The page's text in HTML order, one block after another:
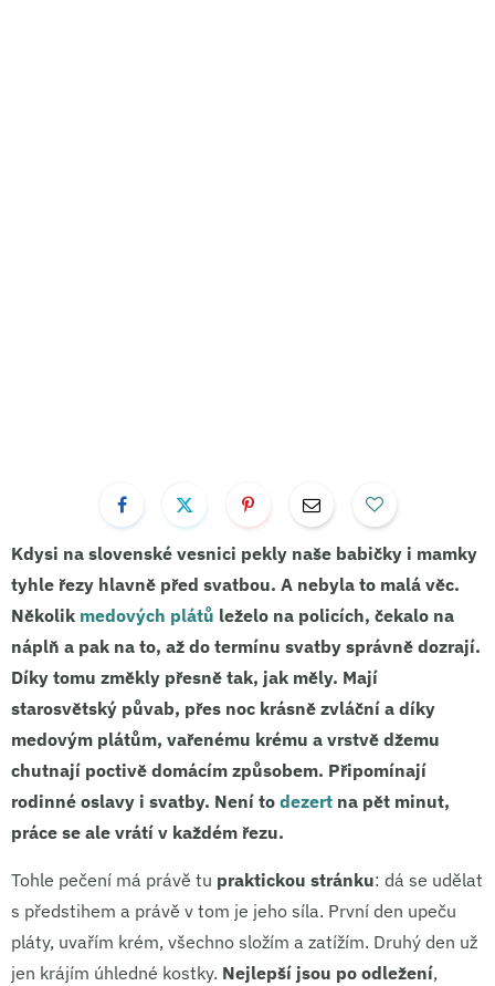
Kdysi na slovenské vesnici pekly naše babičky i mamky
tyhle řezy hlavně před svatbou. A nebyla to malá věc.
Několik medových plátů leželo na policích, čekalo na
náplň a pak na to, až do termínu svatby správně dozrají.
Díky tomu změkly přesně tak, jak měly. Mají
starosvětský půvab, přes noc krásně zvláční a díky
medovým plátům, vařenému krému a vrstvě džemu
chutnají poctivě domácím způsobem. Připomínají
rodinné oslavy i svatby. Není to dezert na pět minut,
práce se ale vrátí v každém řezu.
Tohle pečení má právě tu praktickou stránku: dá se udělat
s předstihem a právě v tom je jeho síla. První den upeču
pláty, uvařím krém, všechno složím a zatížím. Druhý den už
jen krájím úhledné kostky. Nejlepší jsou po odležení,